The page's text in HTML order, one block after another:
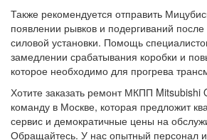
Также рекомендуется отправить
появлении рывков и подергиваний
силовой установки. Помощь
замедлении срабатывания коробки и
которое необходимо для прогрева
Хотите заказать ремонт МКПП Mitsubishi
команду в Москве, которая предложит
сервис и демократичные цены на
Обращайтесь. У нас опытный персонал